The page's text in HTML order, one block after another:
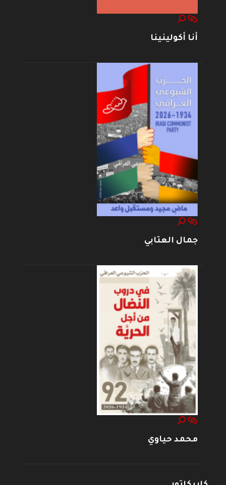
أنا أكولينينا
جمال العتابي
محمد حياوي